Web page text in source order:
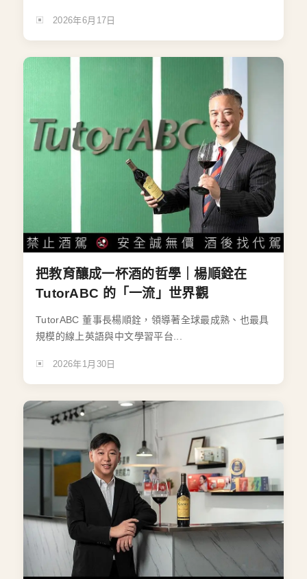
2026年6月17日
把教育釀成一杯酒的哲學｜楊順銓在
TutorABC 的「一流」世界觀
TutorABC 董事長楊順銓，領導著全球最成熟、也最具
規模的線上英語與中文學習平台...
2026年1月30日